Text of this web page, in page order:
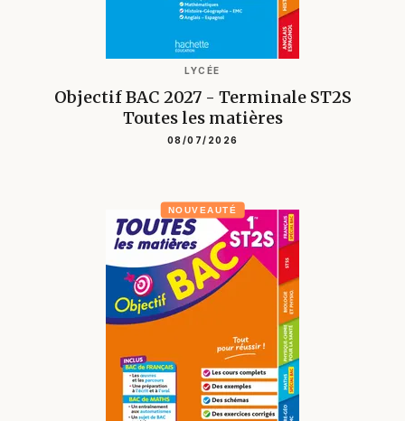
LYCÉE
Objectif BAC 2027 - Terminale ST2S
Toutes les matières
08/07/2026
NOUVEAUTÉ